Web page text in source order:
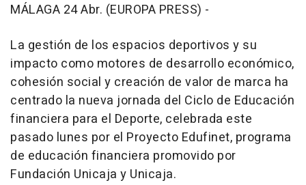
MÁLAGA 24 Abr. (EUROPA PRESS) -
La gestión de los espacios deportivos y su
impacto como motores de desarrollo económico,
cohesión social y creación de valor de marca ha
centrado la nueva jornada del Ciclo de Educación
financiera para el Deporte, celebrada este
pasado lunes por el Proyecto Edufinet, programa
de educación financiera promovido por
Fundación Unicaja y Unicaja.